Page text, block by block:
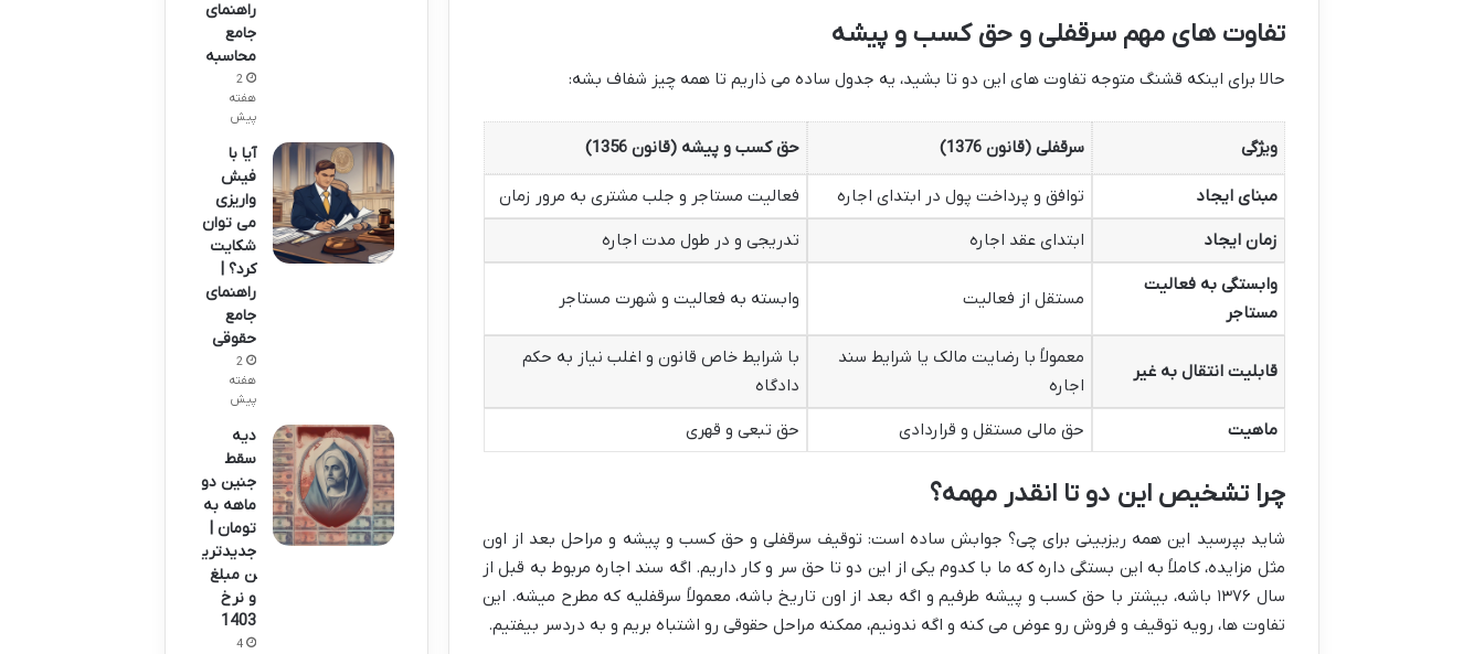
تفاوت های مهم سرقفلی و حق کسب و پیشه
حالا برای اینکه قشنگ متوجه تفاوت های این دو تا بشید، یه جدول ساده می ذاریم تا همه چیز شفاف بشه:
ویژگی سرقفلی (قانون 1376) حق کسب و پیشه (قانون 1356)
مبنای ایجاد توافق و پرداخت پول در ابتدای اجاره
فعالیت مستاجر و جلب مشتری به مرور زمان
زمان ایجاد
ابتدای عقد اجاره
تدریجی و در طول مدت اجاره
وابستگی به فعالیت
مستاجر
مستقل از فعالیت وابسته به فعالیت و شهرت مستاجر
قابلیت انتقال به غیر
معمولاً با رضایت مالک یا شرایط سند
اجاره
با شرایط خاص قانون و اغلب نیاز به حکم
دادگاه
ماهیت
حق مالی مستقل و قراردادی حق تبعی و قهری
چرا تشخیص این دو تا انقدر مهمه؟
شاید بپرسید این همه ریزبینی برای چی؟ جوابش ساده است: توقیف سرقفلی و حق کسب و پیشه و مراحل بعد از اون
مثل مزایده، کاملاً به این بستگی داره که ما با کدوم یکی از این دو تا حق سر و کار داریم. اگه سند اجاره مربوط به قبل از
سال ۱۳۷۶ باشه، بیشتر با حق کسب و پیشه طرفیم و اگه بعد از اون تاریخ باشه، معمولاً سرقفلیه که مطرح میشه. این
تفاوت ها، رویه توقیف و فروش رو عوض می کنه و اگه ندونیم، ممکنه مراحل حقوقی رو اشتباه بریم و به دردسر بیفتیم.
راهنمای
جامع
محاسبه
2
هفته
پیش
آیا با
فیش
واریزی
می توان
شکایت
کرد؟ |
راهنمای
جامع
حقوقی
2
هفته
پیش
دیه
سقط
جنین دو
ماهه به
تومان |
جدیدتری
ن مبلغ
و نرخ
1403
4